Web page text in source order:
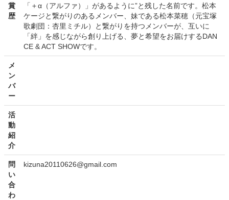
賞
歴
「＋α（アルファ）」があるように”と残した名前です。松本
ケージと繋がりのあるメンバー、妹である松本菜穂（元宝塚
歌劇団：杏里ミチル）と繋がりを持つメンバーが、互いに
「絆」を感じながら創り上げる、夢と希望をお届けするDAN
CE & ACT SHOWです。
メ
ン
バ
ー
活
動
紹
介
問
い
合
わ
kizuna20110626@gmail.com